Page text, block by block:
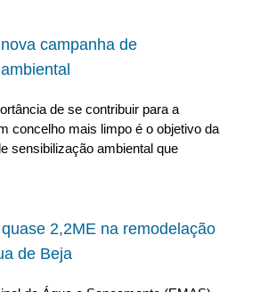
campanha de
de se contribuir para a
concelho mais limpo é o objetivo da
sensibilização ambiental que
2,2ME na remodelação
de Beja